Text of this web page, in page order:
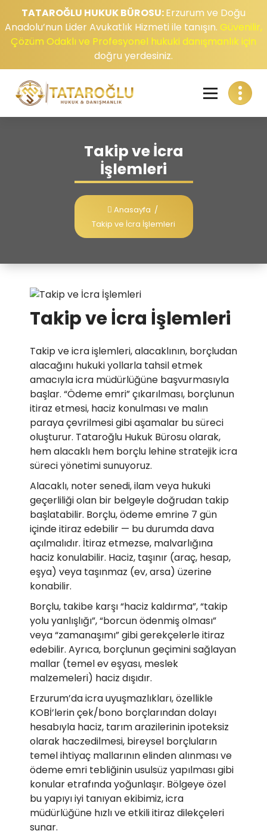
TATAROĞLU HUKUK BÜROSU:Erzurum ve Doğu
Anadolu’nun Lider Avukatlık Hizmeti ile tanışın. Güvenilir,
Çözüm Odaklı ve Profesyonel hukuki danışmanlık için
doğru yerdesiniz.
Takip ve İcra
İşlemleri
Anasayfa /
Takip ve İcra İşlemleri
Takip ve İcra İşlemleri
Takip ve icra işlemleri, alacaklının, borçludan
alacağını hukuki yollarla tahsil etmek
amacıyla icra müdürlüğüne başvurmasıyla
başlar. “Ödeme emri” çıkarılması, borçlunun
itiraz etmesi, haciz konulması ve malın
paraya çevrilmesi gibi aşamalar bu süreci
oluşturur. Tataroğlu Hukuk Bürosu olarak,
hem alacaklı hem borçlu lehine stratejik icra
süreci yönetimi sunuyoruz.
Alacaklı, noter senedi, ilam veya hukuki
geçerliliği olan bir belgeyle doğrudan takip
başlatabilir. Borçlu, ödeme emrine 7 gün
içinde itiraz edebilir — bu durumda dava
açılmalıdır. İtiraz etmezse, malvarlığına
haciz konulabilir. Haciz, taşınır (araç, hesap,
eşya) veya taşınmaz (ev, arsa) üzerine
konabilir.
Borçlu, takibe karşı “haciz kaldırma”, “takip
yolu yanlışlığı”, “borcun ödenmiş olması”
veya “zamanaşımı” gibi gerekçelerle itiraz
edebilir. Ayrıca, borçlunun geçimini sağlayan
mallar (temel ev eşyası, meslek
malzemeleri) haciz dışıdır.
Erzurum’da icra uyuşmazlıkları, özellikle
KOBİ’lerin çek/bono borçlarından dolayı
hesabıyla haciz, tarım arazilerinin ipoteksiz
olarak haczedilmesi, bireysel borçluların
temel ihtiyaç mallarının elinden alınması ve
ödeme emri tebliğinin usulsüz yapılması gibi
konular etrafında yoğunlaşır. Bölgeye özel
bu yapıyı iyi tanıyan ekibimiz, icra
müdürlüğüne hızlı ve etkili itiraz dilekçeleri
sunar.